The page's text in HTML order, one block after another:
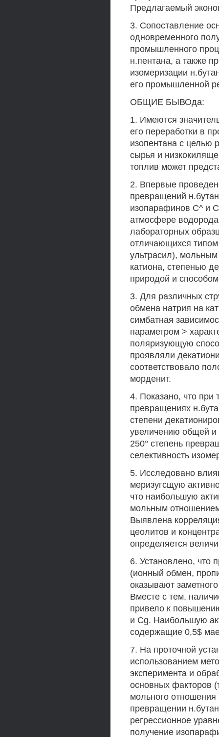
Предлагаемый
3. Сопоставление
одновременного
промышленного
н.пентана, а также
изомеризации
его промышленной
ОБЩИЕ БЫВОда:
1. Имеются
его переработки в
изопентана с целью
сырья и
топлив может
2. Впервые
превращений
изопарафинов С^ и
атмосфере
лабораторных
отличающихся типом
ультрасил),
катиона, степенью
природой и
3. Для различных
обмена натрия на
симбатная
параметром >
поляризующую
проявляли
соответствовало
морденит.
4. Показано, что при
превращениях
степени
увеличению общей и
250° степень
селективность
5. Исследовано
меризугсщую
что наибольшую
мольным
Выявлена
цеолитов и
определяется
6. Установлено, что
(ионный обмен,
оказывают
Вместе с тем,
привело к
и Cg. Наибольшую
содержащие 0,5$
7. На проточной
использованием
эксперимента и
основных факторов
мольного отношения
превращении
регрессионное
получение